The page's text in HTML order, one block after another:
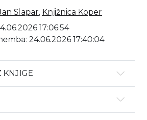
Slapar, Knjižnica Koper
17:06:54
24.06.2026 17:40:04
KNJIGE